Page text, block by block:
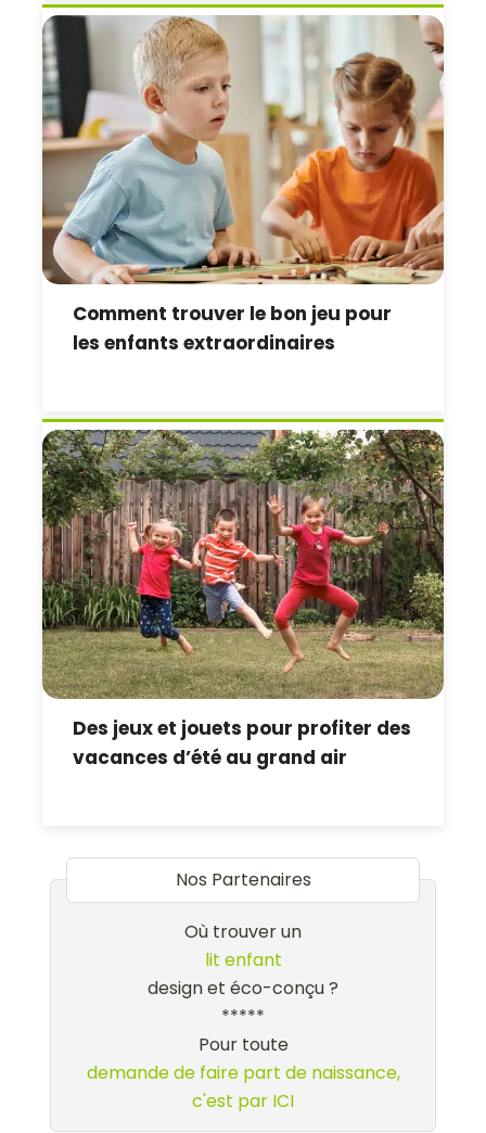
Comment trouver le bon jeu pour
les enfants extraordinaires
Des jeux et jouets pour profiter des
vacances d’été au grand air
Nos Partenaires
Où trouver un
lit enfant
design et éco-conçu ?
*****
Pour toute
demande de faire part de naissance,
c'est par ICI